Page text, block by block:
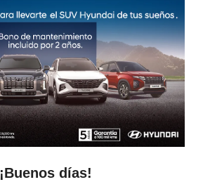
¡Buenos días!